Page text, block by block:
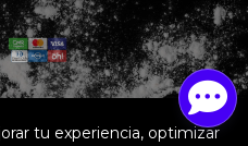
© 2026
Yo vendo conBsale
tu experiencia, optimizar